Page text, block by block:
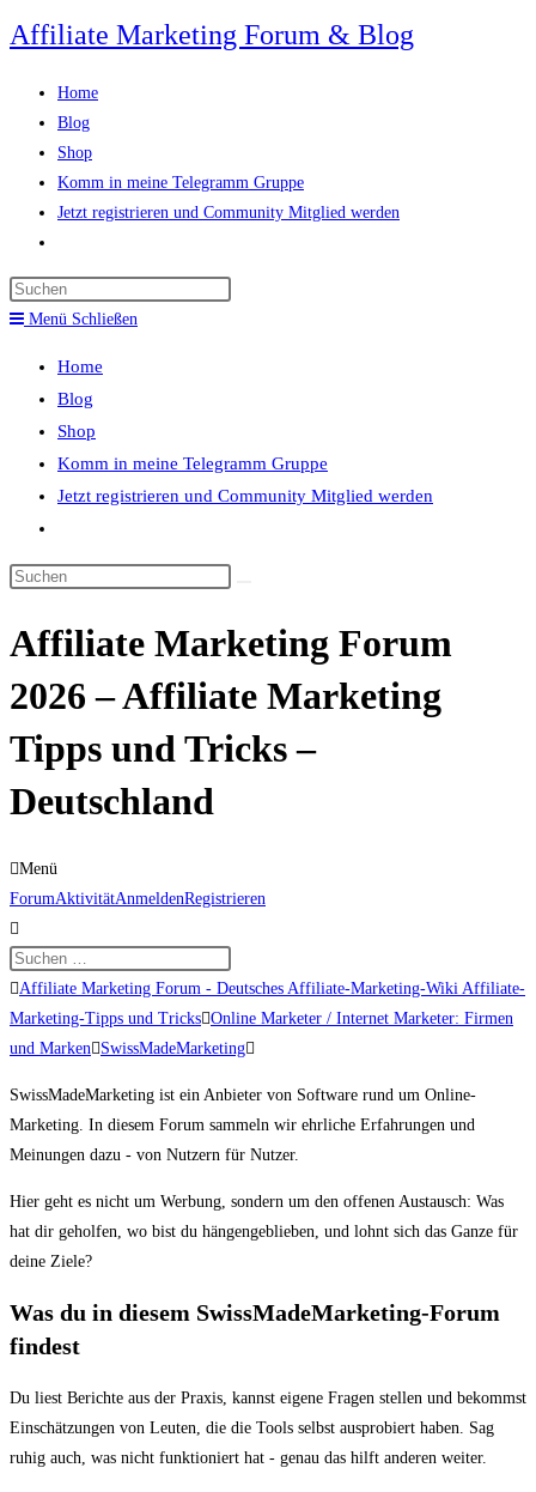
Zum
Inhalt
springen
Affiliate Marketing Forum & Blog
Home
Blog
Shop
Komm in meine Telegramm Gruppe
Jetzt registrieren und Community Mitglied werden
umschalten
panel.
Menü Schließen
Home
Blog
Shop
Komm in meine Telegramm Gruppe
Jetzt registrieren und Community Mitglied werden
umschalten
Diese
durchsuchen
Affiliate Marketing Forum
2026 – Affiliate Marketing
Tipps und Tricks –
Deutschland
Menü
Forum-
Navigation
ForumAktivitätAnmeldenRegistrieren
Forum-
Breadcrumbs
-
Affiliate Marketing Forum - Deutsches Affiliate-Marketing-Wiki Affiliate-
Marketing-Tipps und Tricks Online Marketer / Internet Marketer: Firmen
und Marken
SwissMadeMarketing
SwissMadeMarketing ist ein Anbieter von Software rund um Online-
Marketing. In diesem Forum sammeln wir ehrliche Erfahrungen und
Meinungen dazu - von Nutzern für Nutzer.
Hier geht es nicht um Werbung, sondern um den offenen Austausch: Was
hat dir geholfen, wo bist du hängengeblieben, und lohnt sich das Ganze für
deine Ziele?
Was du in diesem SwissMadeMarketing-Forum
findest
Du liest Berichte aus der Praxis, kannst eigene Fragen stellen und bekommst
Einschätzungen von Leuten, die die Tools selbst ausprobiert haben. Sag
ruhig auch, was nicht funktioniert hat - genau das hilft anderen weiter.